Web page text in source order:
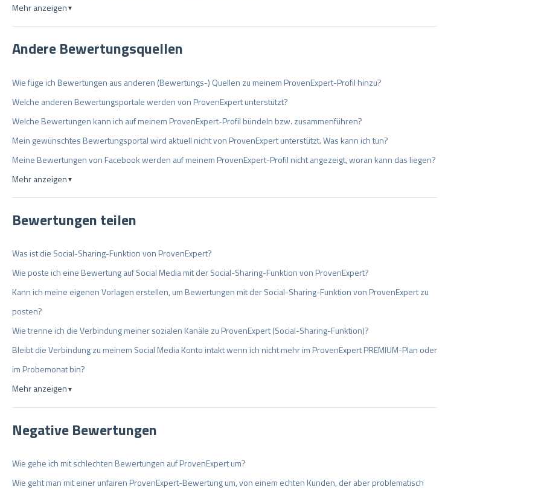
Mehr anzeigen ▼
Andere Bewertungsquellen
Wie füge ich Bewertungen aus anderen (Bewertungs-) Quellen zu meinem ProvenExpert-Profil hinzu?
Welche anderen Bewertungsportale werden von ProvenExpert unterstützt?
Welche Bewertungen kann ich auf meinem ProvenExpert-Profil bündeln bzw. zusammenführen?
Mein gewünschtes Bewertungsportal wird aktuell nicht von ProvenExpert unterstützt. Was kann ich tun?
Meine Bewertungen von Facebook werden auf meinem ProvenExpert-Profil nicht angezeigt, woran kann das liegen?
Mehr anzeigen ▼
Bewertungen teilen
Was ist die Social-Sharing-Funktion von ProvenExpert?
Wie poste ich eine Bewertung auf Social Media mit der Social-Sharing-Funktion von ProvenExpert?
Kann ich meine eigenen Vorlagen erstellen, um Bewertungen mit der Social-Sharing-Funktion von ProvenExpert zu
posten?
Wie trenne ich die Verbindung meiner sozialen Kanäle zu ProvenExpert (Social-Sharing-Funktion)?
Bleibt die Verbindung zu meinem Social Media Konto intakt wenn ich nicht mehr im ProvenExpert PREMIUM-Plan oder
im Probemonat bin?
Mehr anzeigen ▼
Negative Bewertungen
Wie gehe ich mit schlechten Bewertungen auf ProvenExpert um?
Wie geht man mit einer unfairen ProvenExpert-Bewertung um, von einem echten Kunden, der aber problematisch